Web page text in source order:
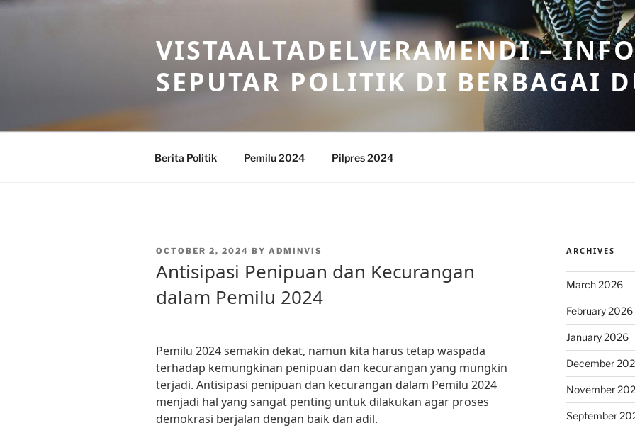
Skip
VISTAALTADELVERAMENDI –
SEPUTAR POLITIK DI BERBAGAI
Berita Politik Pemilu 2024 Pilpres 2024
POSTED
OCTOBER 2, 2024 BY ADMINVIS
Antisipasi Penipuan dan Kecurangan
dalam Pemilu 2024
Pemilu 2024 semakin dekat, namun kita harus tetap waspada
terhadap kemungkinan penipuan dan kecurangan yang mungkin
terjadi. Antisipasi penipuan dan kecurangan dalam Pemilu 2024
menjadi hal yang sangat penting untuk dilakukan agar proses
demokrasi berjalan dengan baik dan adil.
ARCHIVES
March 2026
February 2026
January 2026
December
November
September